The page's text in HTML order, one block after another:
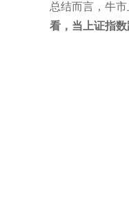
总结而言，牛
看，当上证指